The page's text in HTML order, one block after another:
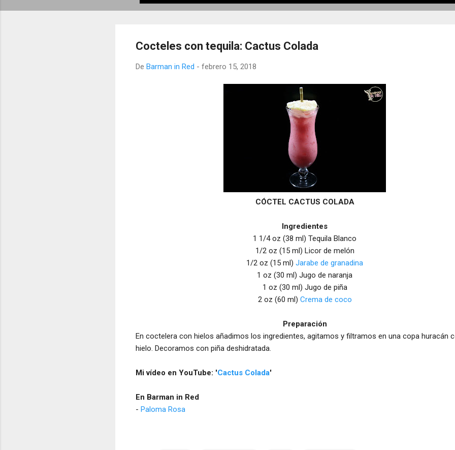
Cocteles con tequila: Cactus Colada
De Barman in Red - febrero 15, 2018
CÓCTEL CACTUS COLADA
Ingredientes
1 1/4 oz (38 ml) Tequila Blanco
1/2 oz (15 ml) Licor de melón
1/2 oz (15 ml) Jarabe de granadina
1 oz (30 ml) Jugo de naranja
1 oz (30 ml) Jugo de piña
2 oz (60 ml) Crema de coco
Preparación
En coctelera con hielos añadimos los ingredientes, agitamos y filtramos en una copa huracán
hielo. Decoramos con piña deshidratada.
Mi vídeo en YouTube: 'Cactus Colada'
En Barman in Red
- Paloma Rosa